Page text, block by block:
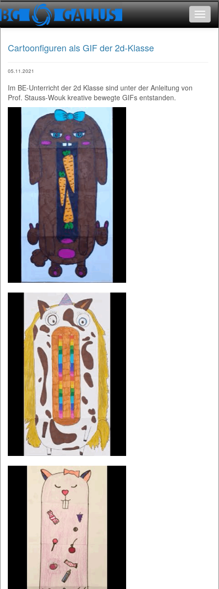
Toggle
Cartoonfiguren als GIF der 2d-Klasse
05.11.2021
Im BE-Unterricht der 2d Klasse sind unter der Anleitung von
Prof. Stauss-Wouk kreative bewegte GIFs entstanden.